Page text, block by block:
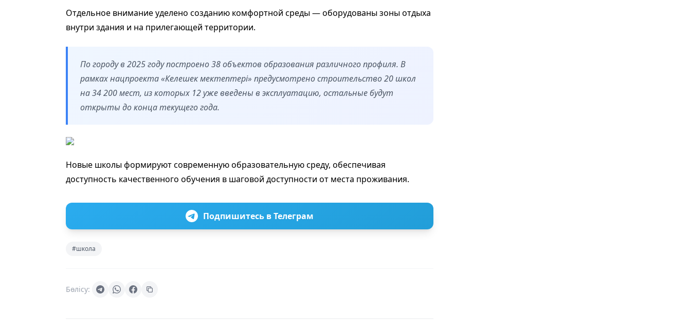
Отдельное внимание уделено созданию комфортной среды — оборудованы зоны отдыха
внутри здания и на прилегающей территории.
По городу в 2025 году построено 38 объектов образования различного профиля. В
рамках нацпроекта «Келешек мектептері» предусмотрено строительство 20 школ
на 34 200 мест, из которых 12 уже введены в эксплуатацию, остальные будут
открыты до конца текущего года.
Новые школы формируют современную образовательную среду, обеспечивая
доступность качественного обучения в шаговой доступности от места проживания.
Подпишитесь в Телеграм
#школа
Бөлісу: